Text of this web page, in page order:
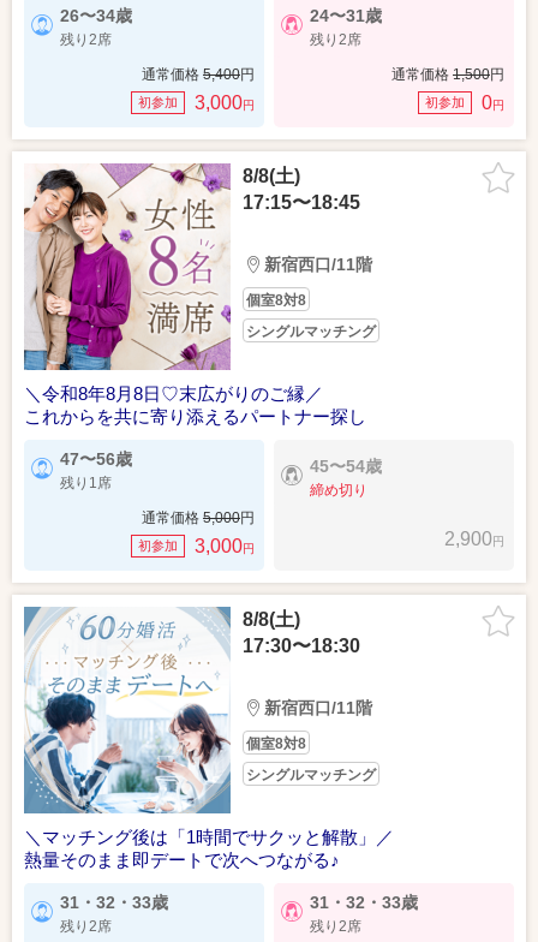
26〜34歳
残り2席
通常価格 5,400円
初参加 3,000円
24〜31歳
残り2席
通常価格 1,500円
初参加 0円
8/8(土)
17:15〜18:45
新宿西口/11階
個室8対8
シングルマッチング
＼令和8年8月8日♡末広がりのご縁／
これからを共に寄り添えるパートナー探し
47〜56歳
残り1席
通常価格 5,000円
初参加 3,000円
45〜54歳
締め切り
2,900円
8/8(土)
17:30〜18:30
新宿西口/11階
個室8対8
シングルマッチング
＼マッチング後は「1時間でサクッと解散」／
熱量そのまま即デートで次へつながる♪
31・32・33歳
残り2席
31・32・33歳
残り2席